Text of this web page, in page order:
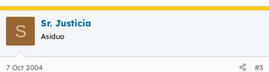
S Sr. Justicia
Asiduo
7 Oct 2004 #3